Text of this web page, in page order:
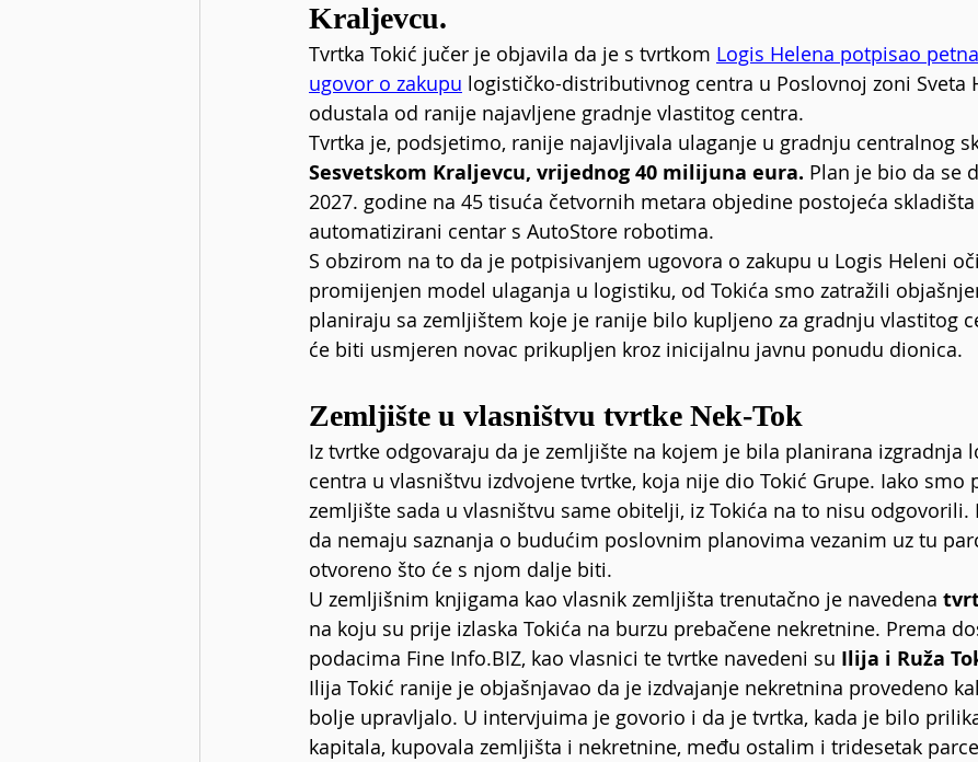
Kraljevcu.
Tvrtka Tokić jučer je objavila da je s tvrtkom Logis Helena potpisao
ugovor o zakupu logističko-distributivnog centra u Poslovnoj zoni Sveta
odustala od ranije najavljene gradnje vlastitog centra.
Tvrtka je, podsjetimo, ranije najavljivala ulaganje u gradnju centralnog
Sesvetskom Kraljevcu, vrijednog 40 milijuna eura. Plan je bio da se
2027. godine na 45 tisuća četvornih metara objedine postojeća
automatizirani centar s AutoStore robotima.
S obzirom na to da je potpisivanjem ugovora o zakupu u Logis Heleni
promijenjen model ulaganja u logistiku, od Tokića smo zatražili
planiraju sa zemljištem koje je ranije bilo kupljeno za gradnju vlastitog
će biti usmjeren novac prikupljen kroz inicijalnu javnu ponudu dionica.
Zemljište u vlasništvu tvrtke Nek-Tok
Iz tvrtke odgovaraju da je zemljište na kojem je bila planirana izgradnja
centra u vlasništvu izdvojene tvrtke, koja nije dio Tokić Grupe. Iako smo
zemljište sada u vlasništvu same obitelji, iz Tokića na to nisu odgovorili.
da nemaju saznanja o budućim poslovnim planovima vezanim uz tu
otvoreno što će s njom dalje biti.
U zemljišnim knjigama kao vlasnik zemljišta trenutačno je navedena
na koju su prije izlaska Tokića na burzu prebačene nekretnine. Prema
podacima Fine Info.BIZ, kao vlasnici te tvrtke navedeni su Ilija i Ruža
Ilija Tokić ranije je objašnjavao da je izdvajanje nekretnina provedeno
bolje upravljalo. U intervjuima je govorio i da je tvrtka, kada je bilo
kapitala, kupovala zemljišta i nekretnine, među ostalim i tridesetak